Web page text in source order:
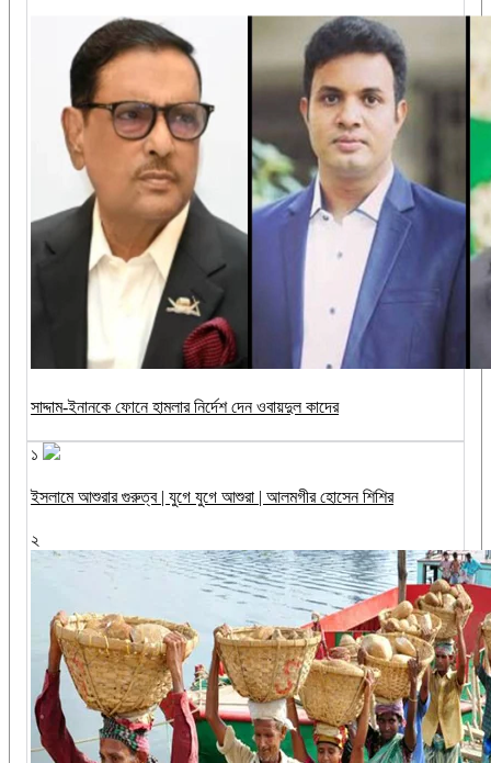
সাদ্দাম-ইনানকে ফোনে হামলার নির্দেশ দেন ওবায়দুল কাদের
১
ইসলামে আশুরার গুরুত্ব | যুগে যুগে আশুরা | আলমগীর হোসেন শিশির
২